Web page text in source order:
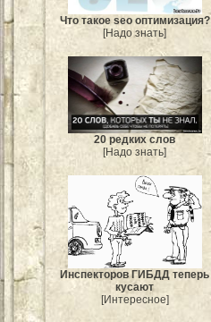
Что такое seo оптимизация?
[Надо знать]
20 редких слов
[Надо знать]
Инспекторов ГИБДД теперь
кусают
[Интересное]